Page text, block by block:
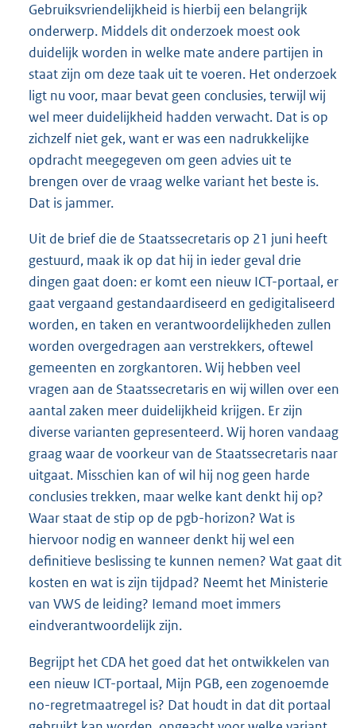
Gebruiksvriendelijkheid is hierbij een belangrijk
onderwerp. Middels dit onderzoek moest ook
duidelijk worden in welke mate andere partijen in
staat zijn om deze taak uit te voeren. Het onderzoek
ligt nu voor, maar bevat geen conclusies, terwijl wij
wel meer duidelijkheid hadden verwacht. Dat is op
zichzelf niet gek, want er was een nadrukkelijke
opdracht meegegeven om geen advies uit te
brengen over de vraag welke variant het beste is.
Dat is jammer.
Uit de brief die de Staatssecretaris op 21 juni heeft
gestuurd, maak ik op dat hij in ieder geval drie
dingen gaat doen: er komt een nieuw ICT-portaal, er
gaat vergaand gestandaardiseerd en gedigitaliseerd
worden, en taken en verantwoordelijkheden zullen
worden overgedragen aan verstrekkers, oftewel
gemeenten en zorgkantoren. Wij hebben veel
vragen aan de Staatssecretaris en wij willen over een
aantal zaken meer duidelijkheid krijgen. Er zijn
diverse varianten gepresenteerd. Wij horen vandaag
graag waar de voorkeur van de Staatssecretaris naar
uitgaat. Misschien kan of wil hij nog geen harde
conclusies trekken, maar welke kant denkt hij op?
Waar staat de stip op de pgb-horizon? Wat is
hiervoor nodig en wanneer denkt hij wel een
definitieve beslissing te kunnen nemen? Wat gaat dit
kosten en wat is zijn tijdpad? Neemt het Ministerie
van VWS de leiding? Iemand moet immers
eindverantwoordelijk zijn.
Begrijpt het CDA het goed dat het ontwikkelen van
een nieuw ICT-portaal, Mijn PGB, een zogenoemde
no-regretmaatregel is? Dat houdt in dat dit portaal